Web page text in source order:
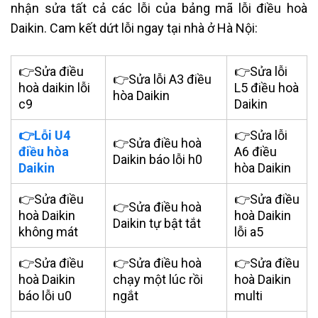
nhận sửa tất cả các lỗi của bảng mã lỗi điều hoà
Daikin. Cam kết dứt lỗi ngay tại nhà ở Hà Nội:
👉Sửa điều
hoà daikin lỗi
c9
👉Sửa lỗi A3 điều
hòa Daikin
👉Sửa lỗi
L5 điều hoà
Daikin
👉Lỗi U4
điều hòa
Daikin
👉Sửa điều hoà
Daikin báo lỗi h0
👉Sửa lỗi
A6 điều
hòa Daikin
👉Sửa điều
hoà Daikin
không mát
👉Sửa điều hoà
Daikin tự bật tắt
👉Sửa điều
hoà Daikin
lỗi a5
👉Sửa điều
hoà Daikin
báo lỗi u0
👉Sửa điều hoà
chạy một lúc rồi
ngắt
👉Sửa điều
hoà Daikin
multi